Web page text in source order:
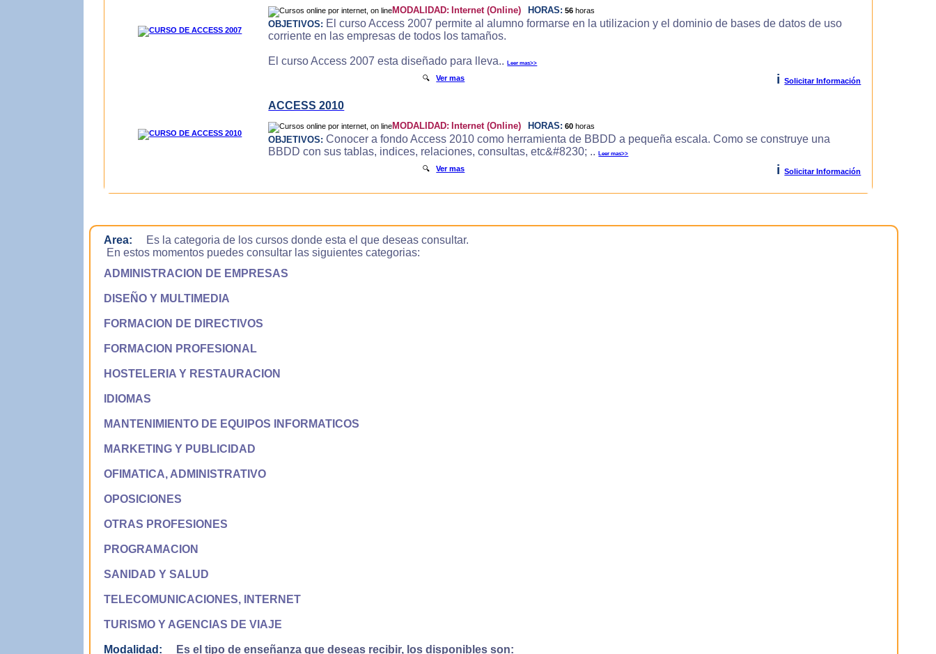
MODALIDAD: Internet (Online) HORAS: 56 horas
OBJETIVOS: El curso Access 2007 permite al alumno formarse en la utilizacion y el dominio de bases de datos de uso
corriente en las empresas de todos los tamaños.
El curso Access 2007 esta diseñado para lleva..Leer mas>>
🔍Ver mas i Solicitar Información
ACCESS 2010
MODALIDAD: Internet (Online) HORAS: 60 horas
OBJETIVOS: Conocer a fondo Access 2010 como herramienta de BBDD a pequeña escala. Como se construye una
BBDD con sus tablas, indices, relaciones, consultas, etc&#8230; ..Leer mas>>
🔍Ver mas i Solicitar Información
Area:
Es la categoria de los cursos donde esta el que deseas consultar.
En estos momentos puedes consultar las siguientes categorias:
ADMINISTRACION DE EMPRESAS
DISEÑO Y MULTIMEDIA
FORMACION DE DIRECTIVOS
FORMACION PROFESIONAL
HOSTELERIA Y RESTAURACION
IDIOMAS
MANTENIMIENTO DE EQUIPOS INFORMATICOS
MARKETING Y PUBLICIDAD
OFIMATICA, ADMINISTRATIVO
OPOSICIONES
OTRAS PROFESIONES
PROGRAMACION
SANIDAD Y SALUD
TELECOMUNICACIONES, INTERNET
TURISMO Y AGENCIAS DE VIAJE
Modalidad: Es el tipo de enseñanza que deseas recibir, los disponibles son: